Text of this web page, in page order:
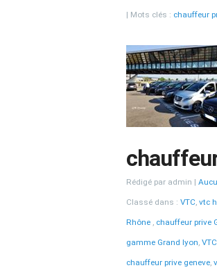
Mots clés : chauffeur
Rédigé par admin
Classé dans : VTC, vtc
Rhône , chauffeur prive
gamme Grand lyon,
chauffeur prive geneve,